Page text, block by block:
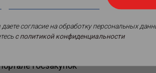
техническими средствами
госзакупок
согласие на обработку персональных
c политикой конфиденциальности